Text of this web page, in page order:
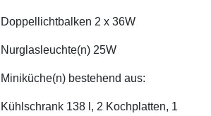
2 x 36W
25W
bestehend aus:
138 l, 2 Kochplatten, 1